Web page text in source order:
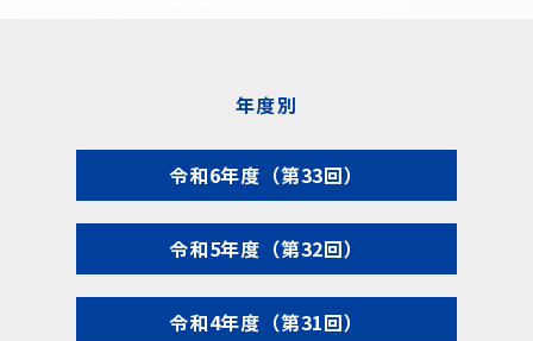
年度別
令和6年度（第33回）
令和5年度（第32回）
令和4年度（第31回）